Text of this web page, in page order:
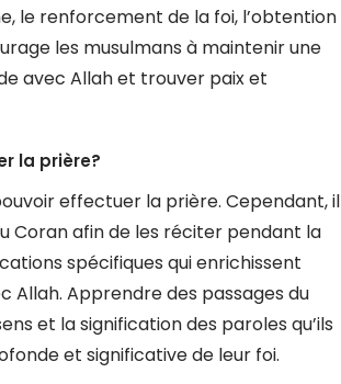
le renforcement de la foi, l’obtention
les musulmans à maintenir une
avec Allah et trouver paix et
la prière?
effectuer la prière. Cependant, il
Coran afin de les réciter pendant la
spécifiques qui enrichissent
Allah. Apprendre des passages du
et la signification des paroles qu’ils
et significative de leur foi.